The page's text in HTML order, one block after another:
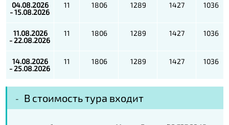
04.08.2026
- 15.08.2026
11 1806 1289 1427 1036
11.08.2026
- 22.08.2026
11 1806 1289 1427 1036
14.08.2026
- 25.08.2026
11 1806 1289 1427 1036
В стоимость тура входит